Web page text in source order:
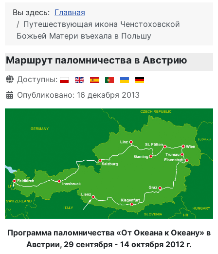
Вы здесь: Главная
Путешествующая икона Ченстоховской
Божьей Матери въехала в Польшу
Маршрут паломничества в Австрию
Информация о материале
Доступны:
Опубликовано: 16 декабря 2013
Программа паломничества «От Океана к Океану» в
Австрии, 29 сентября - 14 октября 2012 г.